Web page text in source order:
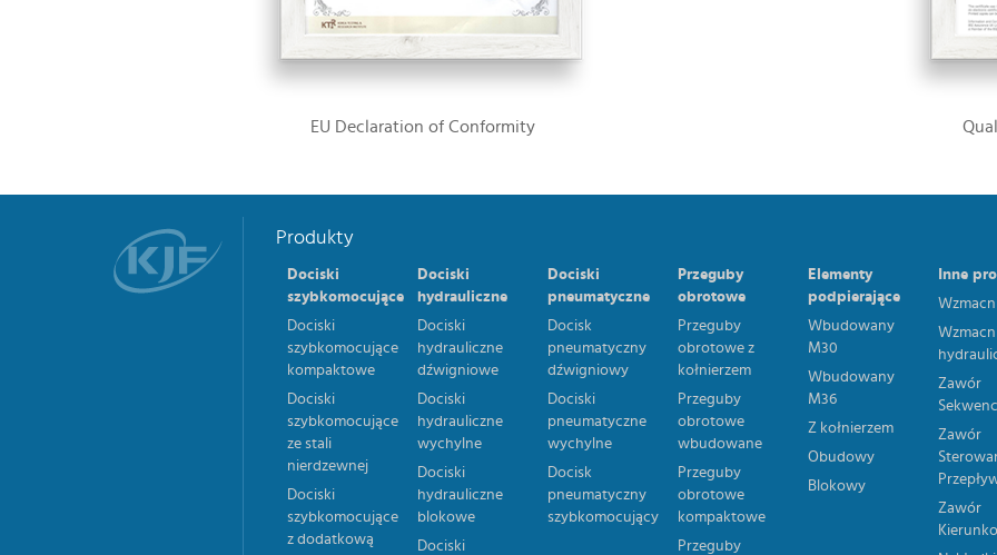
EU Declaration of Conformity
Produkty
Dociski
szybkomocujące
Dociski
szybkomocujące
kompaktowe
Dociski
szybkomocujące
ze stali
nierdzewnej
Dociski
szybkomocujące
z dodatkową
Dociski
hydrauliczne
Dociski
hydrauliczne
dźwigniowe
Dociski
hydrauliczne
wychylne
Dociski
hydrauliczne
blokowe
Dociski
Dociski
pneumatyczne
Docisk
pneumatyczny
dźwigniowy
Dociski
pneumatyczne
wychylne
Docisk
pneumatyczny
szybkomocujący
Przeguby
obrotowe
Przeguby
obrotowe z
kołnierzem
Przeguby
obrotowe
wbudowane
Przeguby
obrotowe
kompaktowe
Przeguby
Elementy
podpierające
Wbudowany
M30
Wbudowany
M36
Z kołnierzem
Obudowy
Blokowy
Inne
Zawór
Zawór
Zawór